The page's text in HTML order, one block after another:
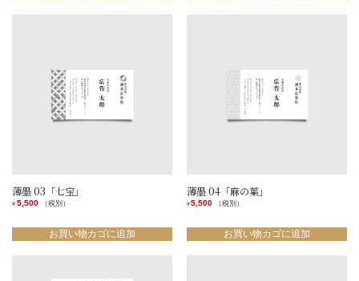
薄墨 03「七宝」
¥ 5,500 （税別）
お買い物カゴに追加
薄墨 04「麻の葉」
¥5,500 （税別）
お買い物カゴに追加